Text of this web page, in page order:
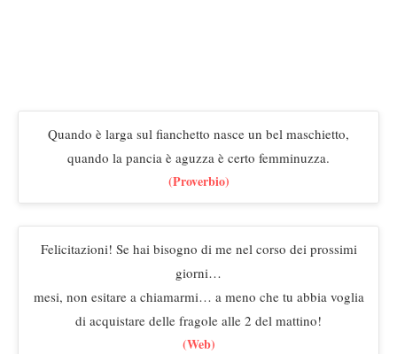
Quando è larga sul fianchetto nasce un bel maschietto,
quando la pancia è aguzza è certo femminuzza.
(Proverbio)
Felicitazioni! Se hai bisogno di me nel corso dei prossimi
giorni…
mesi, non esitare a chiamarmi… a meno che tu abbia voglia
di acquistare delle fragole alle 2 del mattino!
(Web)